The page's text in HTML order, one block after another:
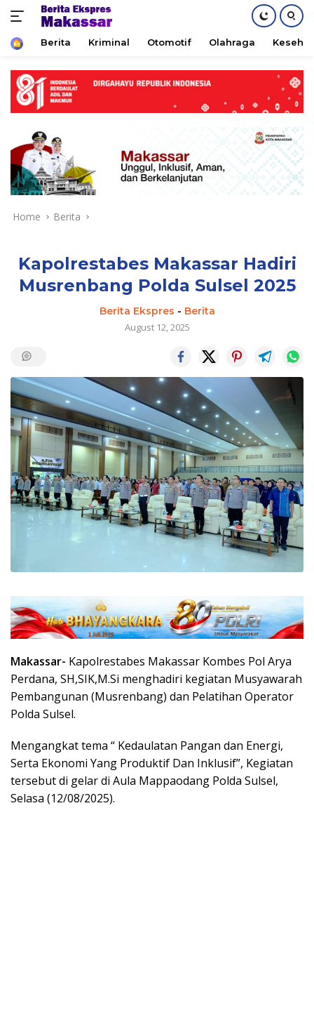
content
HomeBerita Kriminal Otomotif Olahraga
Home Berita
Kapolrestabes Makassar Hadiri
Musrenbang Polda Sulsel 2025
Berita Ekspres - Berita
August 12, 2025
Makassar- Kapolrestabes Makassar Kombes Pol Arya
Perdana, SH,SIK,M.Si menghadiri kegiatan Musyawarah
Pembangunan (Musrenbang) dan Pelatihan Operator
Polda Sulsel.
Mengangkat tema “ Kedaulatan Pangan dan Energi,
Serta Ekonomi Yang Produktif Dan Inklusif”, Kegiatan
tersebut di gelar di Aula Mappaodang Polda Sulsel,
Selasa (12/08/2025).